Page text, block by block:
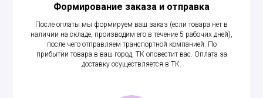
Формирование заказа и отправка
После оплаты мы формируем ваш заказ (если товара нет в
наличии на складе, производим его в течение 5 рабочих дней),
после чего отправляем транспортной компанией. По
прибытии товара в ваш город, ТК оповестит вас. Оплата за
доставку осуществляется в ТК.